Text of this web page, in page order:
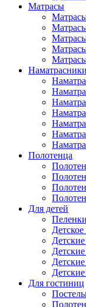
Матрасы
Наматрасники
Полотенца
Для детей
Пеленки
Детское
Для гостиниц